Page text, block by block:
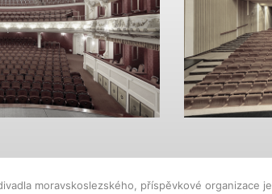
moravskoslezského, příspěvkové organizace je